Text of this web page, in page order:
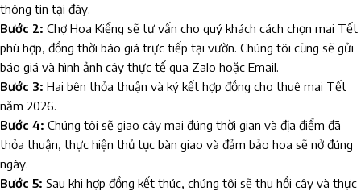
thông tin tại đây.
Bước 2: Chợ Hoa Kiểng sẽ tư vấn cho quý khách cách chọn mai Tết
phù hợp, đồng thời báo giá trực tiếp tại vườn. Chúng tôi cũng sẽ gửi
báo giá và hình ảnh cây thực tế qua Zalo hoặc Email.
Bước 3: Hai bên thỏa thuận và ký kết hợp đồng cho thuê mai Tết
năm 2026.
Bước 4: Chúng tôi sẽ giao cây mai đúng thời gian và địa điểm đã
thỏa thuận, thực hiện thủ tục bàn giao và đảm bảo hoa sẽ nở đúng
ngày.
Bước 5: Sau khi hợp đồng kết thúc, chúng tôi sẽ thu hồi cây và thực